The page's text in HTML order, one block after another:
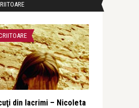
din lacrimi – Nicoleta